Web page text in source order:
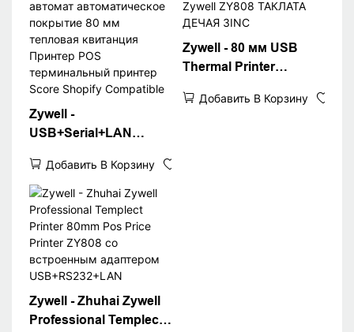
Printer USB+LAN
Zywell -
USB+Serial+LAN
автоматическое
покрытие 80 мм
тепловая квитанция
Принтер POS
терминальный
принтер Score Shopify
Compatible
Добавить В Корзину
Zywell - 80 мм USB
Thermal Printer
ТАКЛАТА ДЕЧАЯ 3INC
Добавить В Корзину
Zywell - Zhuhai Zywell
Professional Templect